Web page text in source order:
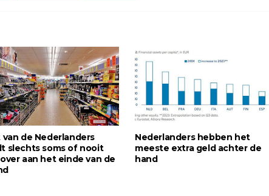
de Nederlanders
slechts soms of nooit
aan het einde van de
Nederlanders hebben het
meeste extra geld achter de
hand